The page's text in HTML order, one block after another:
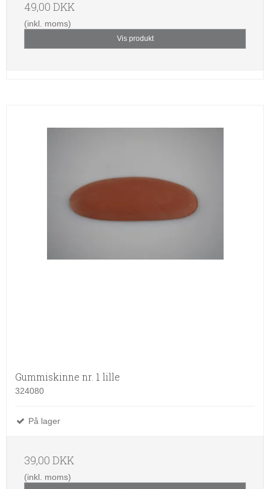
49,00 DKK
(inkl. moms)
Vis produkt
Gummiskinne nr. 1 lille
324080
På lager
39,00 DKK
(inkl. moms)